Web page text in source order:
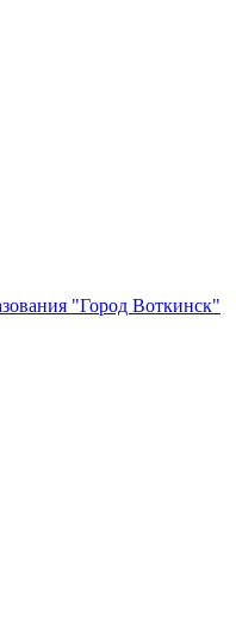
"Город Воткинск"